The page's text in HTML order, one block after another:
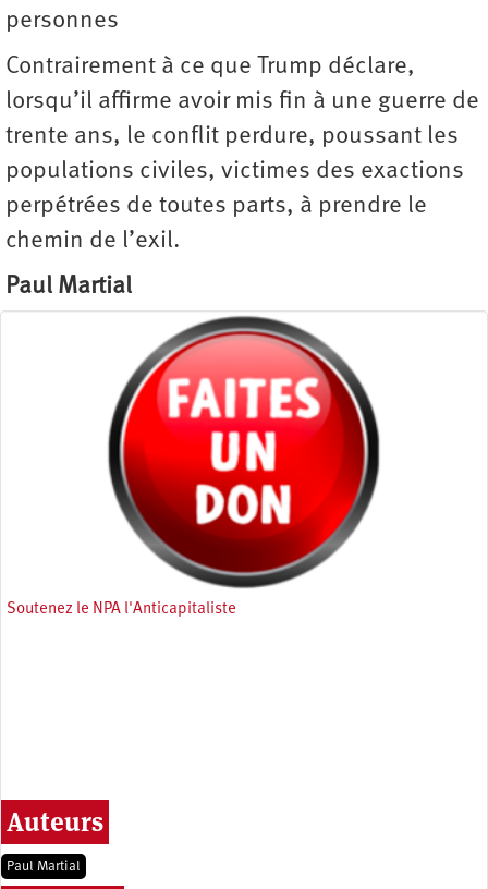
personnes
Contrairement à ce que Trump déclare,
lorsqu’il affirme avoir mis fin à une guerre de
trente ans, le conflit perdure, poussant les
populations civiles, victimes des exactions
perpétrées de toutes parts, à prendre le
chemin de l’exil.
Paul Martial
Soutenez le NPA l'Anticapitaliste
Auteurs
Paul Martial